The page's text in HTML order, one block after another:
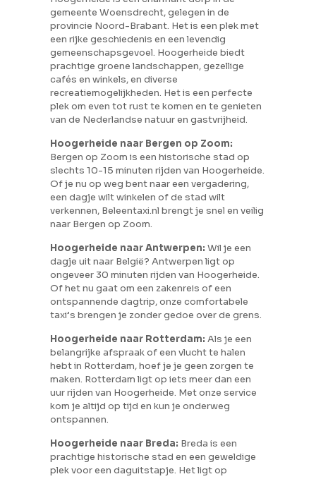
gemeente Woensdrecht, gelegen in de
provincie Noord-Brabant. Het is een plek met
een rijke geschiedenis en een levendig
gemeenschapsgevoel. Hoogerheide biedt
prachtige groene landschappen, gezellige
cafés en winkels, en diverse
recreatiemogelijkheden. Het is een perfecte
plek om even tot rust te komen en te genieten
van de Nederlandse natuur en gastvrijheid.
Hoogerheide naar Bergen op Zoom:
Bergen op Zoom is een historische stad op
slechts 10-15 minuten rijden van Hoogerheide.
Of je nu op weg bent naar een vergadering,
een dagje wilt winkelen of de stad wilt
verkennen, Beleentaxi.nl brengt je snel en veilig
naar Bergen op Zoom.
Hoogerheide naar Antwerpen: Wil je een
dagje uit naar België? Antwerpen ligt op
ongeveer 30 minuten rijden van Hoogerheide.
Of het nu gaat om een zakenreis of een
ontspannende dagtrip, onze comfortabele
taxi’s brengen je zonder gedoe over de grens.
Hoogerheide naar Rotterdam:Als je een
belangrijke afspraak of een vlucht te halen
hebt in Rotterdam, hoef je je geen zorgen te
maken. Rotterdam ligt op iets meer dan een
uur rijden van Hoogerheide. Met onze service
kom je altijd op tijd en kun je onderweg
ontspannen.
Hoogerheide naar Breda: Breda is een
prachtige historische stad en een geweldige
plek voor een daguitstapje. Het ligt op